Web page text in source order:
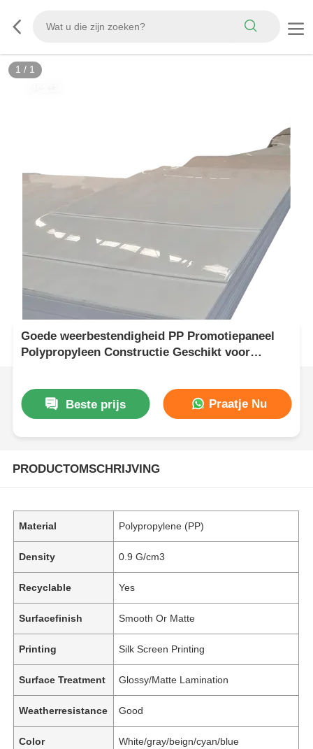
1 / 1
Goede weerbestendigheid PP Promotiepaneel
Polypropyleen Constructie Geschikt voor
Beste prijs Praatje Nu
PRODUCTOMSCHRIJVING
Material Polypropylene (PP)
Density 0.9 G/cm3
Recyclable Yes
Surfacefinish Smooth Or Matte
Printing Silk Screen Printing
Surface Treatment Glossy/Matte Lamination
Weatherresistance Good
Color White/gray/beign/cyan/blue